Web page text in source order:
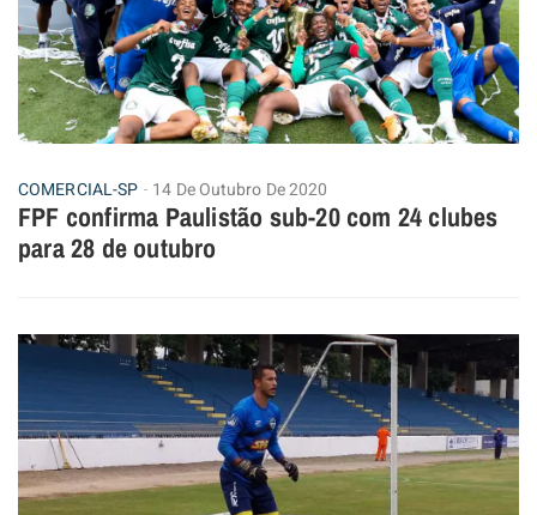
COMERCIAL-SP 14 De Outubro De 2020
FPF confirma Paulistão sub-20 com 24 clubes
para 28 de outubro